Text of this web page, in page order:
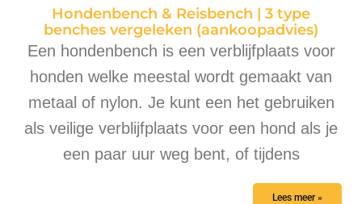
Hondenbench & Reisbench | 3 type
benches vergeleken (aankoopadvies)
Een hondenbench is een verblijfplaats voor
honden welke meestal wordt gemaakt van
metaal of nylon. Je kunt een het gebruiken
als veilige verblijfplaats voor een hond als je
een paar uur weg bent, of tijdens
Lees meer »